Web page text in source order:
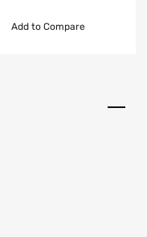
Add to Compare